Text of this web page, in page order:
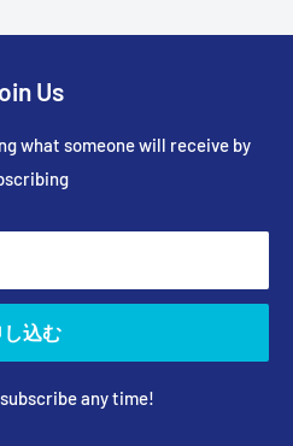
Us
what someone will receive by
し込む
any time!